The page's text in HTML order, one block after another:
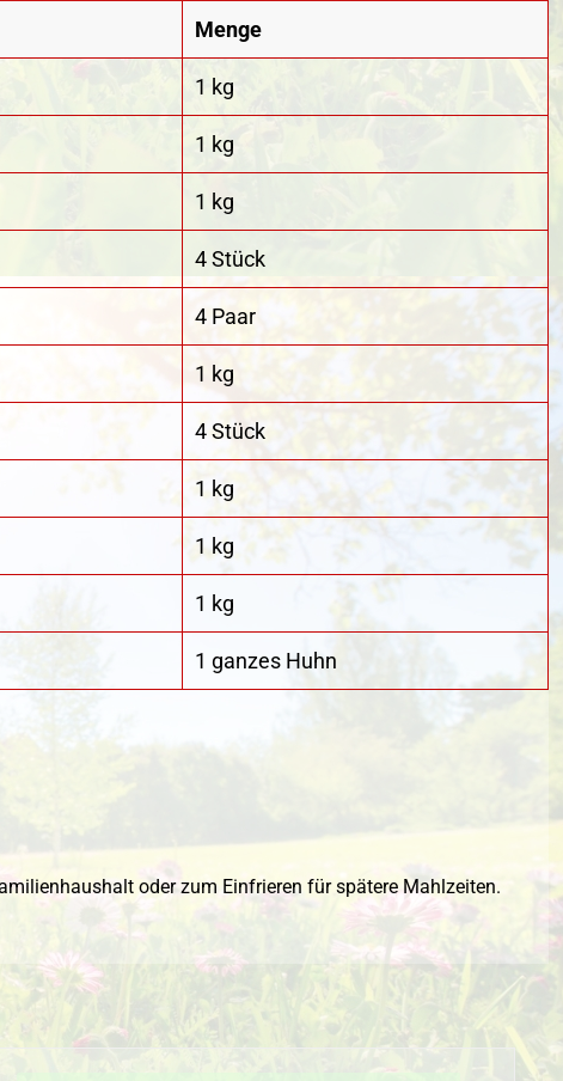
Menge
1 kg
1 kg
1 kg
4 Stück
4 Paar
1 kg
4 Stück
1 kg
1 kg
1 kg
1 ganzes Huhn
oder zum Einfrieren für spätere Mahlzeiten.